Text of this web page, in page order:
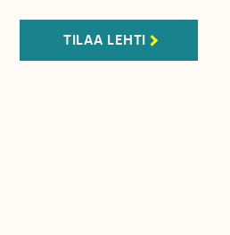
TILAA LEHTI